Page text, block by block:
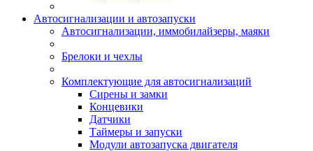
Автосигнализации и автозапуски
Автосигнализации, иммобилайзеры, маяки
Брелоки и чехлы
Комплектующие для автосигнализаций
Сирены и замки
Концевики
Датчики
Таймеры и запуски
Модули автозапуска двигателя